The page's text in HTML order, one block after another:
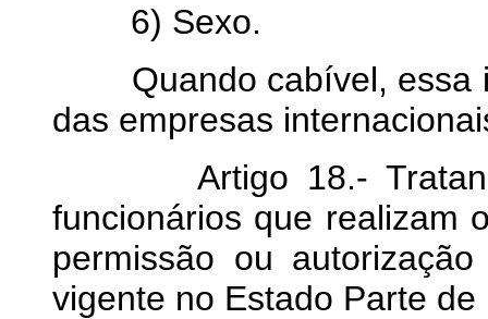
6) Sexo.
Quando cabível, essa
das empresas
Artigo 18.-
funcionários que realizam
permissão ou
vigente no Estado Parte